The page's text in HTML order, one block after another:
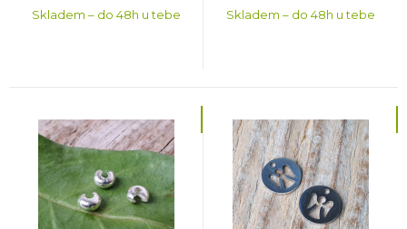
Skladem – do 48h u tebe Skladem – do 48h u tebe